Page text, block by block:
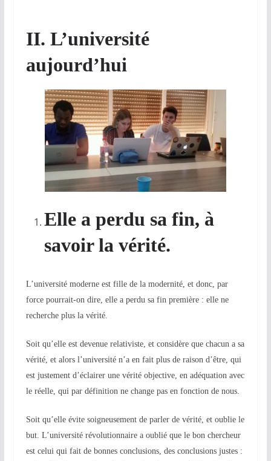
II. L’université
aujourd’hui
Elle a perdu sa fin, à
savoir la vérité.
L’université moderne est fille de la modernité, et donc, par
force pourrait-on dire, elle a perdu sa fin première : elle ne
recherche plus la vérité.
Soit qu’elle est devenue relativiste, et considère que chacun a sa
vérité, et alors l’université n’a en fait plus de raison d’être, qui
est justement d’éclairer une vérité objective, en adéquation avec
le réelle, qui par définition ne change pas en fonction de nous.
Soit qu’elle évite soigneusement de parler de vérité, et oublie le
but. L’université révolutionnaire a oublié que le bon chercheur
est celui qui fait de bonnes conclusions, des conclusions justes :